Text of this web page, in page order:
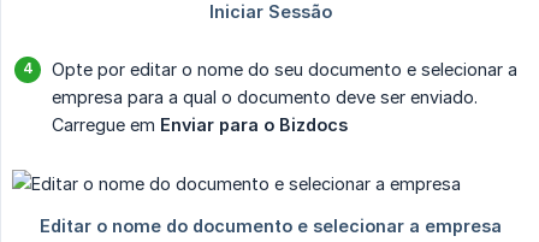
Opte por editar o nome do seu documento e selecionar a
empresa para a qual o documento deve ser enviado.
Carregue em Enviar para o Bizdocs